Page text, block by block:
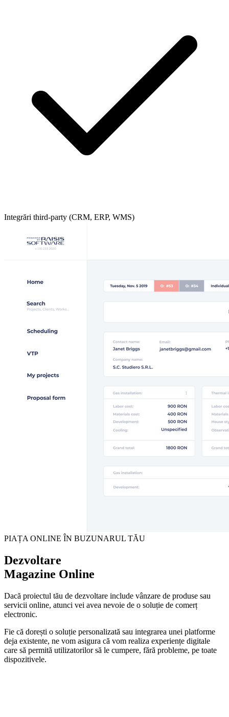
Integrări third-party (CRM, ERP, WMS)
PIAȚA ONLINE ÎN BUZUNARUL TĂU
Dezvoltare
Magazine Online
Dacă proiectul tău de dezvoltare include vânzare de produse sau
servicii online, atunci vei avea nevoie de o soluție de comerț
electronic.
Fie că dorești o soluție personalizată sau integrarea unei platforme
deja existente, ne vom asigura că vom realiza experiențe digitale
care să permită utilizatorilor să le cumpere, fără probleme, pe toate
dispozitivele.